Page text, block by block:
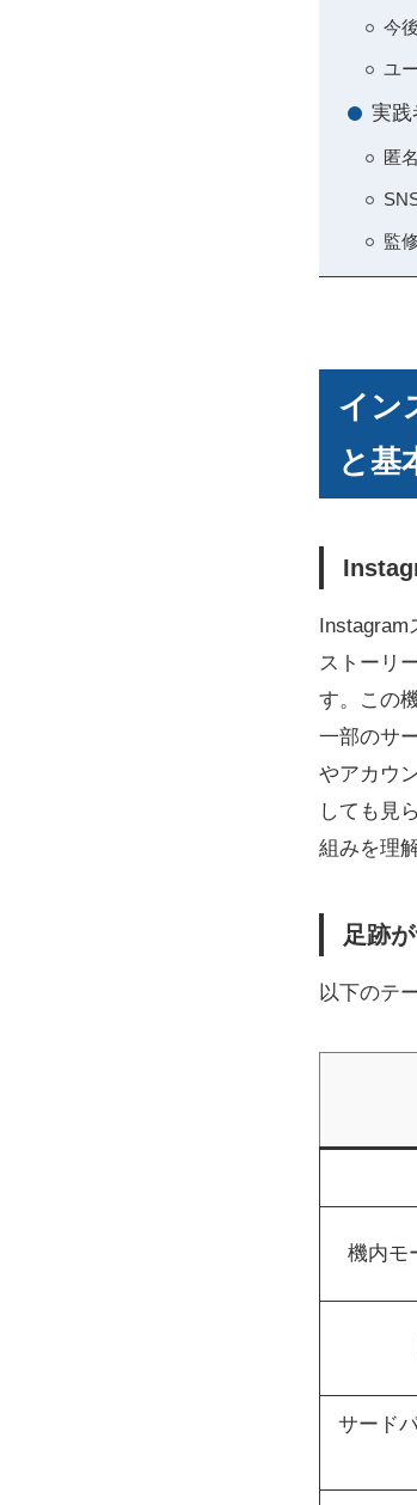
今
ユ
実践
匿
監
イン
と基
Instagram
ストーリ
す。この
一部のサ
やアカウ
しても見
組みを理
足跡
以下のテ
機内モ
サード